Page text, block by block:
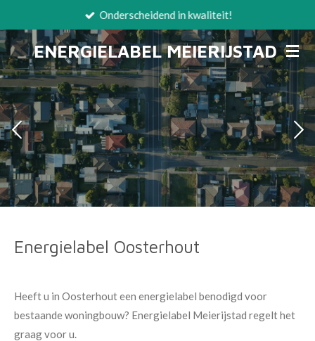
direct
naar
de
hoofdinhoud
ENERGIELABEL MEIERIJSTAD
Onderscheidend in kwaliteit!
Energielabel Oosterhout
Heeft u in Oosterhout een energielabel benodigd voor
bestaande woningbouw? Energielabel Meierijstad regelt het
graag voor u.